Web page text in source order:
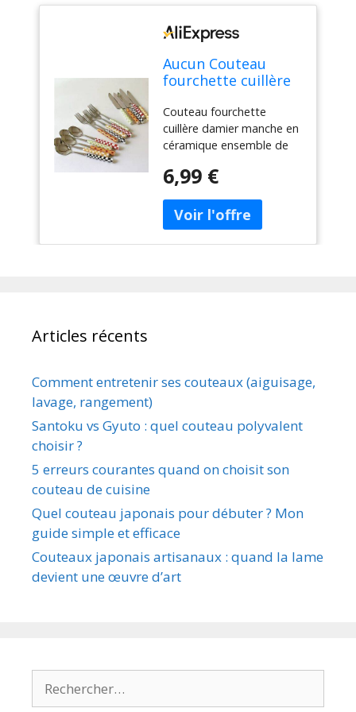
Aucun Couteau
fourchette cuillère
céramique
ensemble de
couverts vaisselle
fourchette à
Dessert couteau
cuillère 3
pièces/ensemble
Couteau fourchette
cuillère damier manche en
céramique ensemble de
occidentale fourchette à
pièces/ensemble
6,99 €
Articles récents
Comment entretenir ses couteaux (aiguisage,
lavage, rangement)
Santoku vs Gyuto : quel couteau polyvalent
choisir ?
5 erreurs courantes quand on choisit son
couteau de cuisine
Quel couteau japonais pour débuter ? Mon
guide simple et efficace
Couteaux japonais artisanaux : quand la lame
devient une œuvre d’art